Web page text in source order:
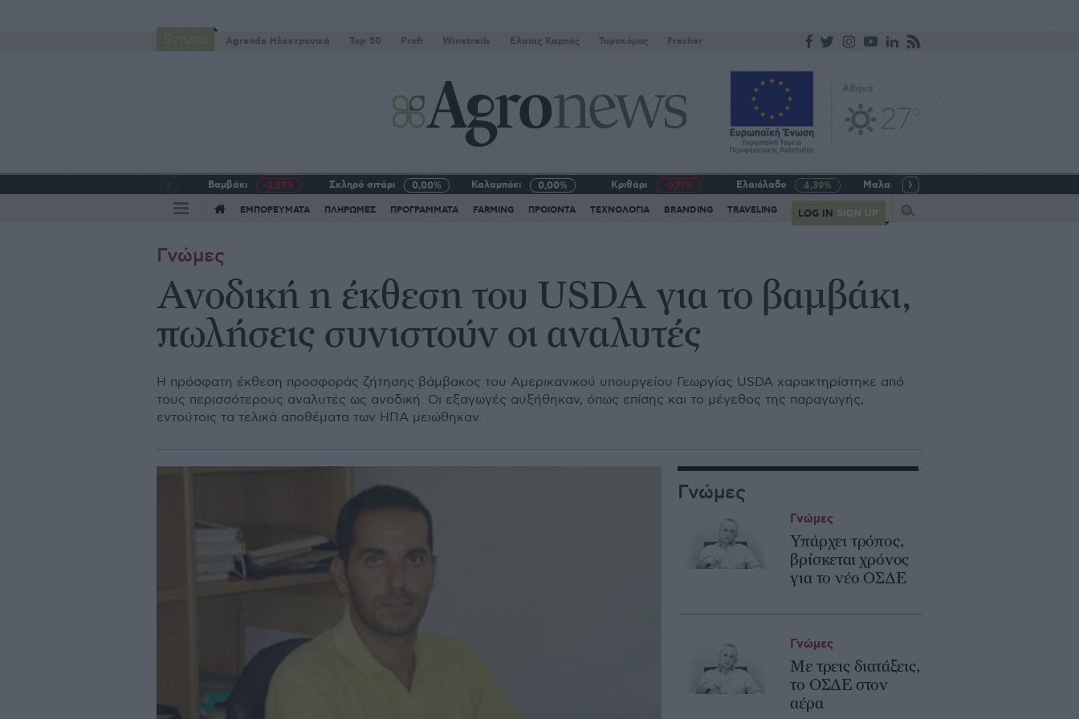
Έντυπα Agrenda Ηλεκτρονικά Top 50 Profi Winetrails Eλαίας Καρπός Τυροκόμος Fresher
Βαμβάκι -2,37% Σκληρό σιτάρι 0,00% Καλαμπόκι 0,00% Κριθάρι -6,71% Ελαιόλαδο 4,39% Μαλακό σιτάρι
ΕΜΠΟΡΕΥΜΑΤΑ ΠΛΗΡΩΜΕΣ ΠΡΟΓΡΑΜΜΑΤΑ FARMING ΠΡΟΙΟΝΤΑ ΤΕΧΝΟΛΟΓΙΑ BRANDING TRAVELING LOG IN SIGN UP
Γνώμες
Ανοδική η έκθεση του USDA για το βαμβάκι,
πωλήσεις συνιστούν οι αναλυτές
Η πρόσφατη έκθεση προσφοράς ζήτησης βάμβακος του Αμερικανικού υπουργείου Γεωργίας USDA χαρακτηρίστηκε από
τους περισσότερους αναλυτές ως ανοδική. Οι εξαγωγές αυξήθηκαν, όπως επίσης και το μέγεθος της παραγωγής,
εντούτοις τα τελικά αποθέματα των ΗΠΑ μειώθηκαν.
Γνώμες
Υπάρχει τρόπος,
βρίσκεται χρόνος
για το νέο ΟΣΔΕ
Γνώμες
Με τρεις διατάξεις,
το ΟΣΔΕ στον
αέρα
Γνώμες